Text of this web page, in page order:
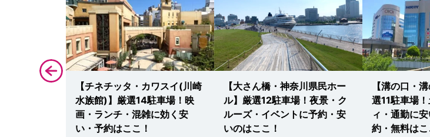
葉台】厳
【チネチッタ・カワスイ(川崎
水族館)】厳選14駐車場！映
画・ランチ・混雑に効く安
い・予約はここ！
【大さん橋・神奈川県民ホー
ル】厳選12駐車場！夜景・ク
ルーズ・イベントに予約・安
いのはここ！
【溝の口・
選11駐車場
ィ・通勤に
約・無料はこ